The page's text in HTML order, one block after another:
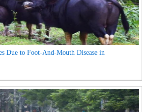
Due to Foot-And-Mouth Disease in